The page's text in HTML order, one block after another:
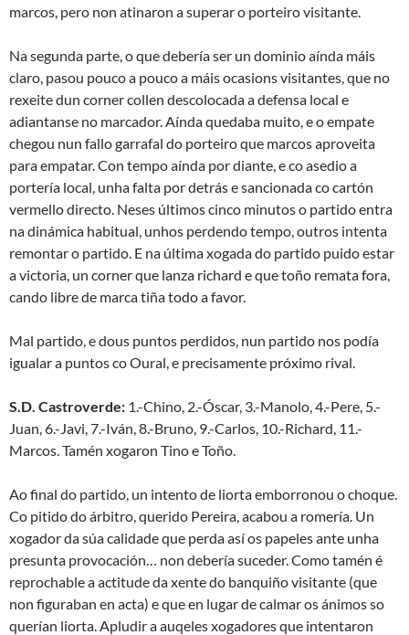
marcos, pero non atinaron a superar o porteiro visitante.
Na segunda parte, o que debería ser un dominio aínda máis
claro, pasou pouco a pouco a máis ocasions visitantes, que no
rexeite dun corner collen descolocada a defensa local e
adiantanse no marcador. Aínda quedaba muito, e o empate
chegou nun fallo garrafal do porteiro que marcos aproveita
para empatar. Con tempo aínda por diante, e co asedio a
portería local, unha falta por detrás e sancionada co cartón
vermello directo. Neses últimos cinco minutos o partido entra
na dinámica habitual, unhos perdendo tempo, outros intenta
remontar o partido. E na última xogada do partido puido estar
a victoria, un corner que lanza richard e que toño remata fora,
cando libre de marca tiña todo a favor.
Mal partido, e dous puntos perdidos, nun partido nos podía
igualar a puntos co Oural, e precisamente próximo rival.
S.D. Castroverde: 1.-Chino, 2.-Óscar, 3.-Manolo, 4.-Pere, 5.-
Juan, 6.-Javi, 7.-Iván, 8.-Bruno, 9.-Carlos, 10.-Richard, 11.-
Marcos. Tamén xogaron Tino e Toño.
Ao final do partido, un intento de liorta emborronou o choque.
Co pitido do árbitro, querido Pereira, acabou a romería. Un
xogador da súa calidade que perda así os papeles ante unha
presunta provocación… non debería suceder. Como tamén é
reprochable a actitude da xente do banquiño visitante (que
non figuraban en acta) e que en lugar de calmar os ánimos so
querían liorta. Apludir a auqeles xogadores que intentaron